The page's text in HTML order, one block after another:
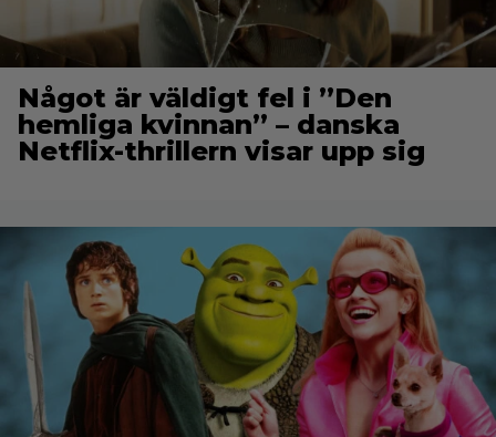
Något är väldigt fel i ”Den
hemliga kvinnan” – danska
Netflix-thrillern visar upp sig